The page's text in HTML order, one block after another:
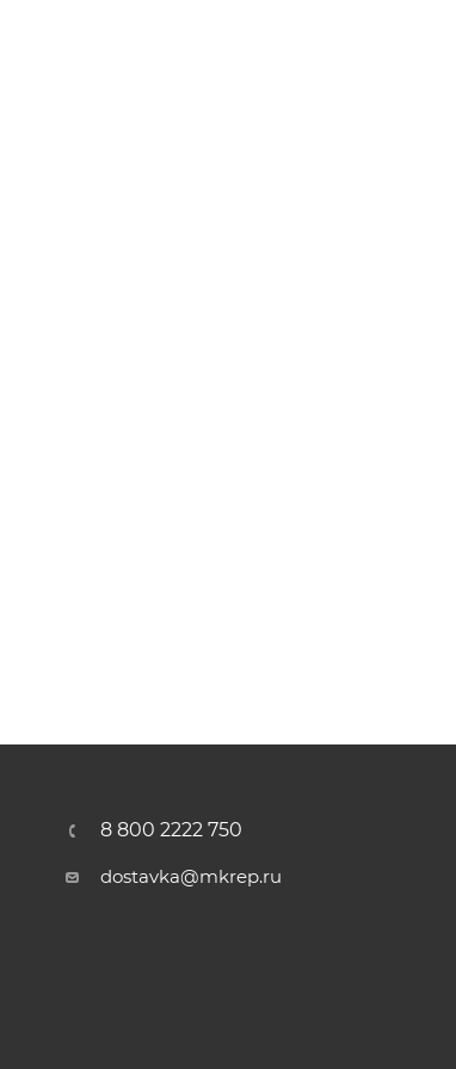
8 800 2222 750
dostavka@mkrep.ru